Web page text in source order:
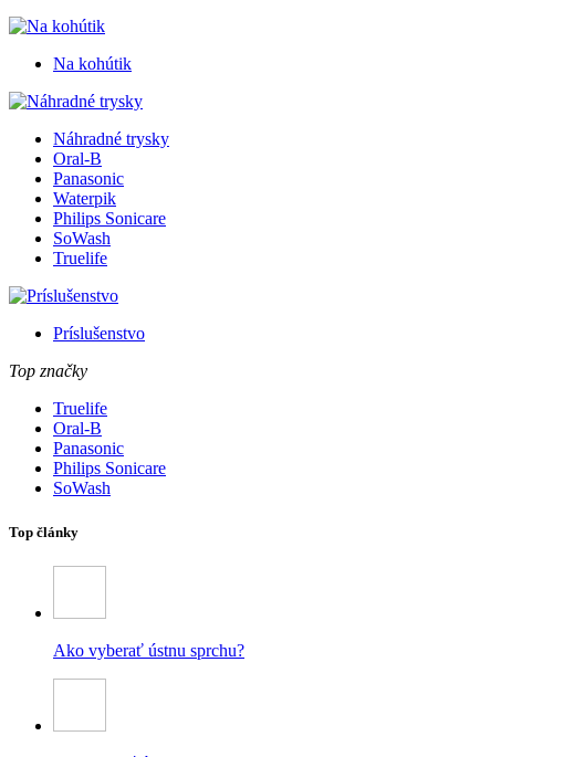
Na kohútik
Náhradné trysky
Oral-B
Panasonic
Waterpik
Philips Sonicare
SoWash
Truelife
Príslušenstvo
Top značky
Truelife
Oral-B
Panasonic
Philips Sonicare
SoWash
Top články
Ako vyberať ústnu sprchu?